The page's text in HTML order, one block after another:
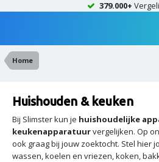
379.000+
Home
Huishouden & keuken
Bij Slimster kun je huishoudelijke
keukenapparatuurvergelijken. Op
ook graag bij jouw zoektocht. Stel hier
wassen, koelen en vriezen, koken,